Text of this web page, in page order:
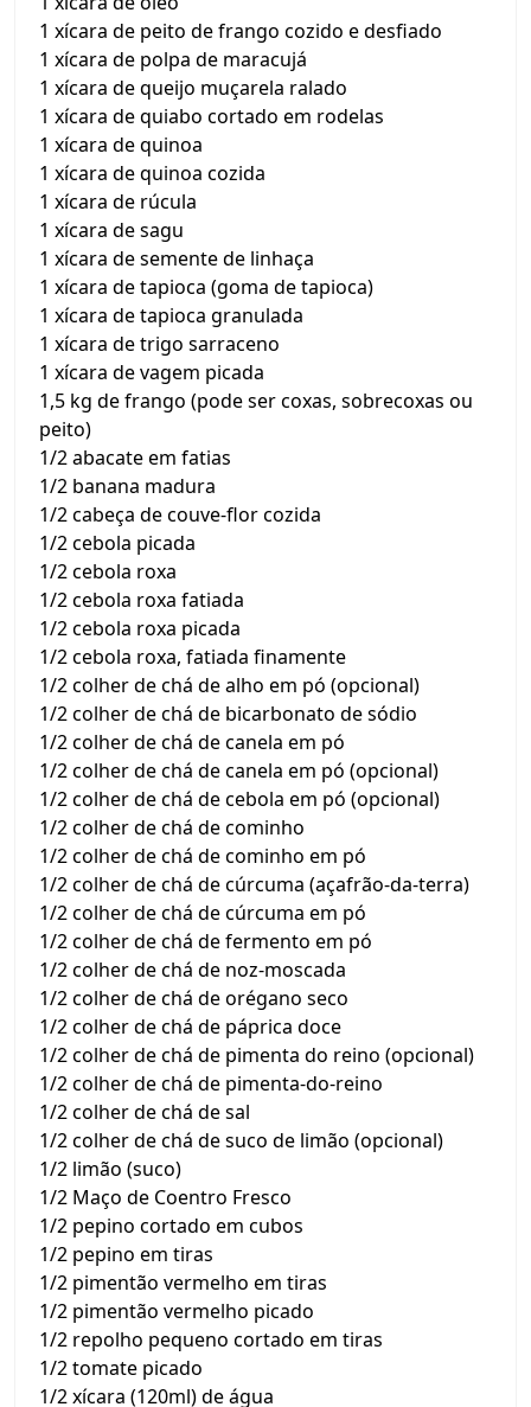
1 xícara de peito de frango cozido e desfiado
1 xícara de polpa de maracujá
1 xícara de queijo muçarela ralado
1 xícara de quiabo cortado em rodelas
1 xícara de quinoa
1 xícara de quinoa cozida
1 xícara de rúcula
1 xícara de sagu
1 xícara de semente de linhaça
1 xícara de tapioca (goma de tapioca)
1 xícara de tapioca granulada
1 xícara de trigo sarraceno
1 xícara de vagem picada
1,5 kg de frango (pode ser coxas, sobrecoxas ou
peito)
1/2 abacate em fatias
1/2 banana madura
1/2 cabeça de couve-flor cozida
1/2 cebola picada
1/2 cebola roxa
1/2 cebola roxa fatiada
1/2 cebola roxa picada
1/2 cebola roxa, fatiada finamente
1/2 colher de chá de alho em pó (opcional)
1/2 colher de chá de bicarbonato de sódio
1/2 colher de chá de canela em pó
1/2 colher de chá de canela em pó (opcional)
1/2 colher de chá de cebola em pó (opcional)
1/2 colher de chá de cominho
1/2 colher de chá de cominho em pó
1/2 colher de chá de cúrcuma (açafrão-da-terra)
1/2 colher de chá de cúrcuma em pó
1/2 colher de chá de fermento em pó
1/2 colher de chá de noz-moscada
1/2 colher de chá de orégano seco
1/2 colher de chá de páprica doce
1/2 colher de chá de pimenta do reino (opcional)
1/2 colher de chá de pimenta-do-reino
1/2 colher de chá de sal
1/2 colher de chá de suco de limão (opcional)
1/2 limão (suco)
1/2 Maço de Coentro Fresco
1/2 pepino cortado em cubos
1/2 pepino em tiras
1/2 pimentão vermelho em tiras
1/2 pimentão vermelho picado
1/2 repolho pequeno cortado em tiras
1/2 tomate picado
1/2 xícara (120ml) de água